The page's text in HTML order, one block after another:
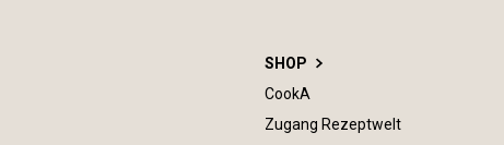
SHOP
CookA
Zugang Rezeptwelt